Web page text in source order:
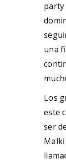
party
una
Los
este
ser
Malki